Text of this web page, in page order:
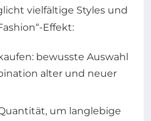
vielfältige Styles und
Effekt:
bewusste Auswahl
alter und neuer
um langlebige